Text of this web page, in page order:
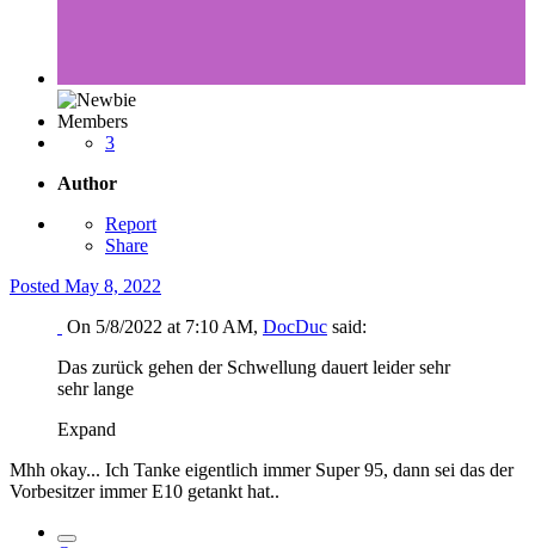
Members
3
Author
Report
Share
Posted May 8, 2022
On 5/8/2022 at 7:10 AM, DocDuc said:
Das zurück gehen der Schwellung dauert leider sehr
sehr lange
Expand
Mhh okay... Ich Tanke eigentlich immer Super 95, dann sei das der
Vorbesitzer immer E10 getankt hat..